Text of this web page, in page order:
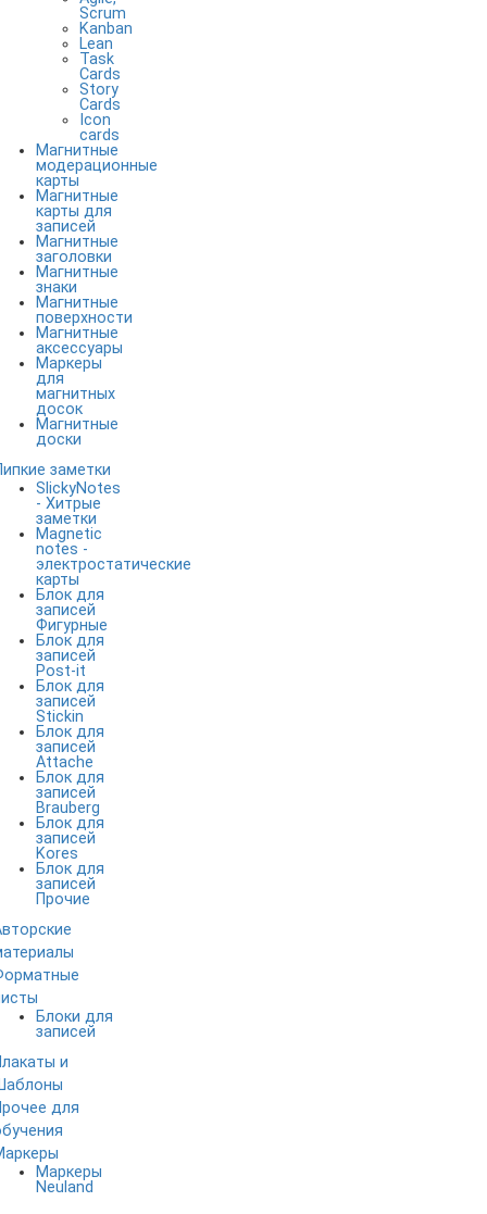
Scrum
Kanban
Lean
Task
Cards
Story
Cards
Icon
cards
Магнитные
модерационные
карты
Магнитные
карты для
записей
Магнитные
заголовки
Магнитные
знаки
Магнитные
поверхности
Магнитные
аксессуары
Маркеры
для
магнитных
досок
Магнитные
доски
заметки
SlickyNotes
- Хитрые
заметки
Magnetic
notes -
электростатические
карты
Блок для
записей
Фигурные
Блок для
записей
Post-it
Блок для
записей
Stickin
Блок для
записей
Attache
Блок для
записей
Brauberg
Блок для
записей
Kores
Блок для
записей
Прочие
Блоки для
записей
и
для
Маркеры
Neuland